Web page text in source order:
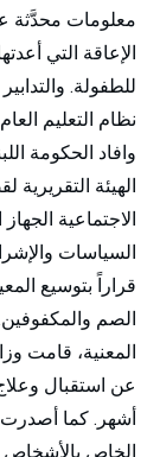
معلومات محدَّثة
الإعاقة التي
للطفولة.
نظام التعليم
الهيئة التقريرية
الاجتماعية
السياسات
قراراً بتوسيع
الصم والمكفوفين.
المعنية، قامت
عن استقبال
أشهر. كما أصدرت
الخاص بالأشخاص